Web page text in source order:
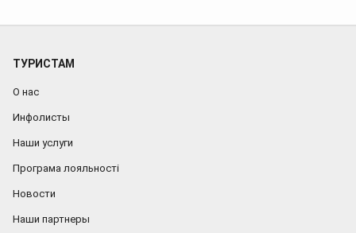
ТУРИСТАМ
О нас
Инфолисты
Наши услуги
Програма лояльності
Новости
Наши партнеры